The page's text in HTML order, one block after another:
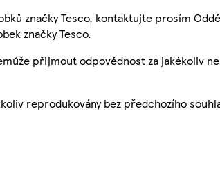
značky Tesco, kontaktujte prosím
značky Tesco.
přijmout odpovědnost za jakékoliv
reprodukovány bez předchozího